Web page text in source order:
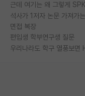
근데 여기는 왜 그렇게
석사가 1저자 논문 가져가
면접 복장
편입생 학부연구생 질문